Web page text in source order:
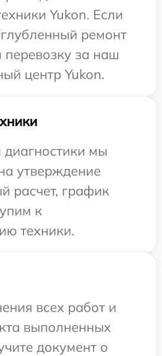
Yukon. Если
ремонт
за наш
центр Yukon.
мы
утверждение
расчет, график
к
техники.
всех работ и
выполненных
документ о